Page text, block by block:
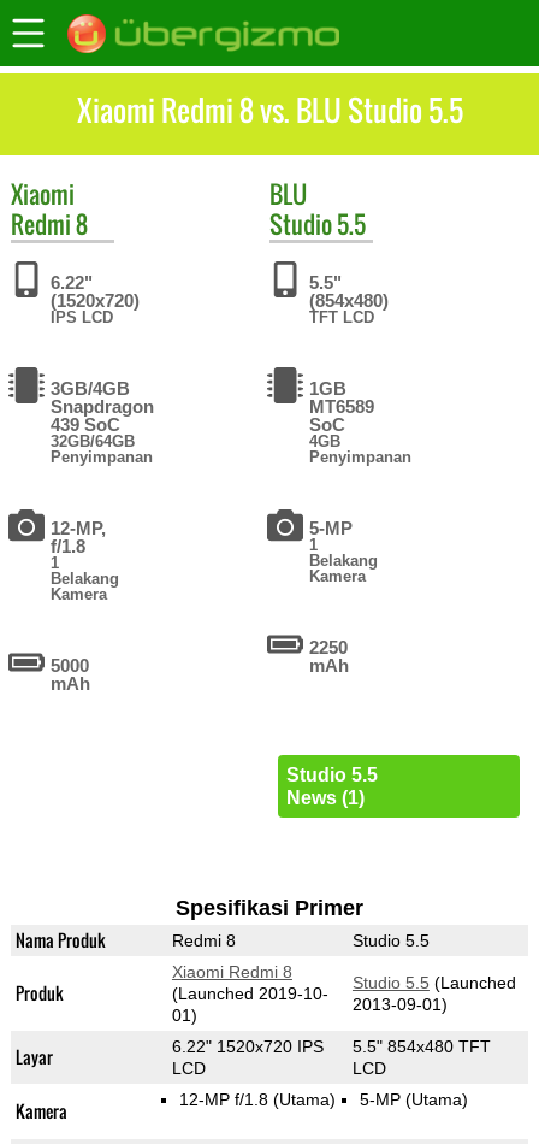
Xiaomi Redmi 8 vs. BLU Studio 5.5
Xiaomi
Redmi 8
6.22"
(1520x720)
IPS LCD
3GB/4GB
Snapdragon
439 SoC
32GB/64GB
Penyimpanan
12-MP,
f/1.8
1
Belakang
Kamera
5000
mAh
BLU
Studio 5.5
5.5"
(854x480)
TFT LCD
1GB
MT6589
SoC
4GB
Penyimpanan
5-MP
1
Belakang
Kamera
2250
mAh
Studio 5.5
News (1)
Spesifikasi Primer
Nama Produk Redmi 8 Studio 5.5
Produk
Xiaomi Redmi 8
(Launched 2019-10-
01)
Studio 5.5 (Launched
2013-09-01)
Layar
6.22" 1520x720 IPS
LCD
5.5" 854x480 TFT
LCD
Kamera 12-MP f/1.8 (Utama) 5-MP (Utama)